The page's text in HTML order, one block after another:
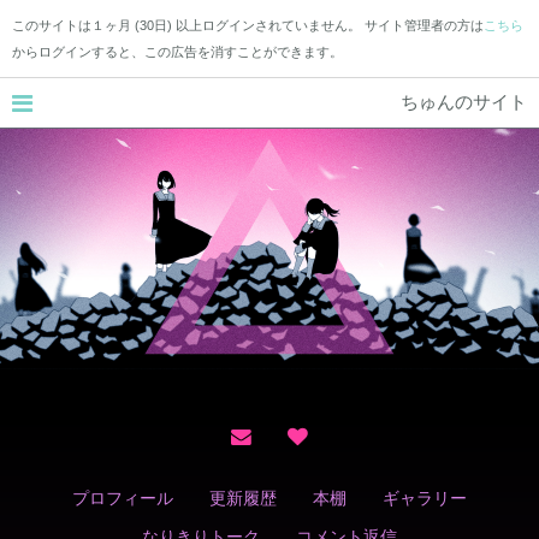
このサイトは１ヶ月 (30日) 以上ログインされていません。 サイト管理者の方は こちら
からログインすると、この広告を消すことができます。
ちゅんのサイト
プロフィール 更新履歴 本棚
ギャラリー